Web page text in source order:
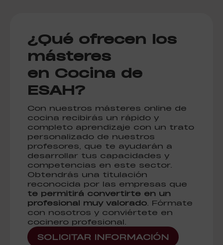
¿Qué ofrecen los
másteres
en Cocina de
ESAH?
Con nuestros másteres online de
cocina recibirás un rápido y
completo aprendizaje con un trato
personalizado de nuestros
profesores, que te ayudarán a
desarrollar tus capacidades y
competencias en este sector.
Obtendrás una titulación
reconocida por las empresas que
te permitirá convertirte en un
profesional muy valorado . Fórmate
con nosotros y conviértete en
cocinero profesional.
SOLICITAR INFORMACIÓN